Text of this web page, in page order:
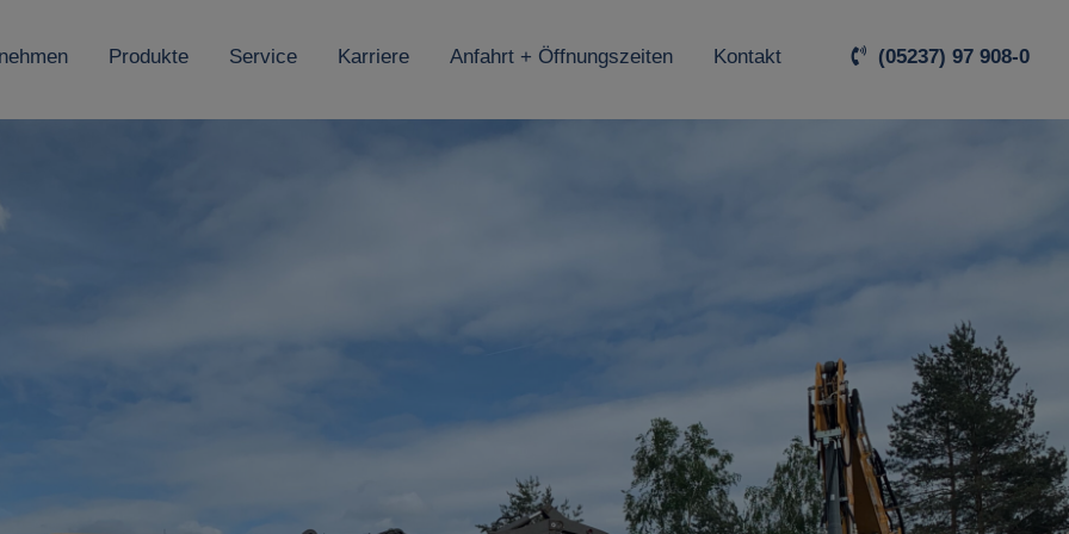
Produkte Service Karriere Anfahrt + Öffnungszeiten Kontakt (05237) 97 908-0